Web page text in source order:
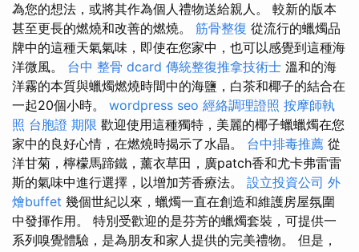
為您的想法，或將其作為個人禮物送給親人。 較新的版本
甚至更長的燃燒和改善的燃燒。 筋骨整復 從流行的蠟燭品
牌中的這種天氣氣味，即使在您家中，也可以感覺到這種海
洋微風。 台中 整骨 dcard 傳統整復推拿技術士 溫和的海
洋霧的本質與蠟燭燃燒時間中的海鹽，白茶和椰子的結合在
一起20個小時。 wordpress seo 經絡調理證照 按摩師執
照 台胞證 期限 歡迎使用這種獨特，美麗的椰子蠟蠟燭在您
家中的良好心情，在燃燒時揭示了水晶。 台中排毒推薦 從
洋甘菊，檸檬馬蹄鐵，薰衣草田，廣patch香和尤卡弗雷雷
斯的氣味中進行選擇，以增加芳香療法。 設立投資公司 外
燴buffet 幾個世紀以來，蠟燭一直在創造和維護房屋氛圍
中發揮作用。 特別受歡迎的是芬芳的蠟燭套裝，可提供一
系列嗅覺體驗，是為朋友和家人提供的完美禮物。 但是，